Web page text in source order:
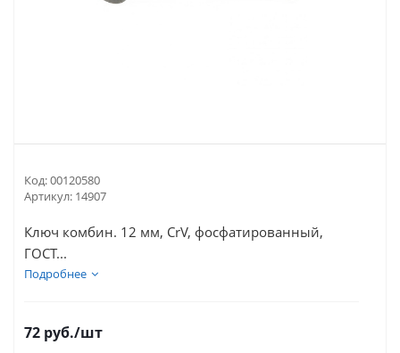
Код:00120580
Артикул: 14907
Ключ комбин. 12 мм, CrV, фосфатированный,
ГОСТ...
Подробнее
72 руб./шт